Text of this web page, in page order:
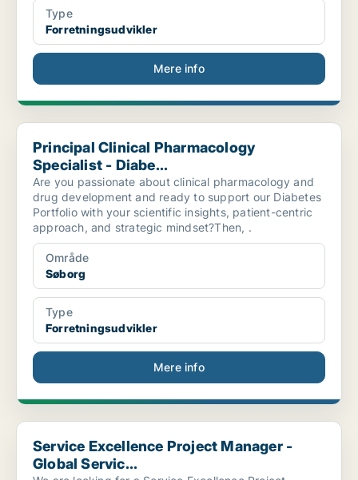
Type
Forretningsudvikler
Mere info
Principal Clinical Pharmacology Specialist - Diabe...
Principal Clinical Pharmacology
Specialist - Diabe...
Are you passionate about clinical pharmacology and
drug development and ready to support our Diabetes
Portfolio with your scientific insights, patient-centric
approach, and strategic mindset?Then, .
Område
Søborg
Type
Forretningsudvikler
Mere info
Service Excellence Project Manager - Global Servic...
Service Excellence Project Manager -
Global Servic...